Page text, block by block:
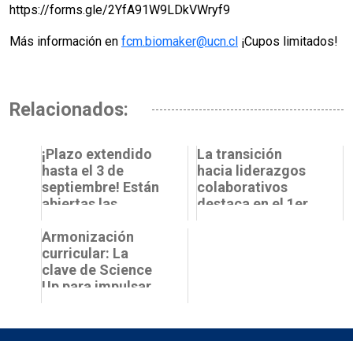
https://forms.gle/2YfA91W9LDkVWryf9
Más información en fcm.biomaker@ucn.cl ¡Cupos limitados!
Relacionados:
¡Plazo extendido
hasta el 3 de
septiembre! Están
abiertas las
Programa
VINCULAB par...
La transición
hacia liderazgos
colaborativos
destaca en el 1er
Armonización
curricular: La
clave de Science
Up para impulsar